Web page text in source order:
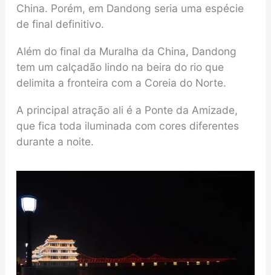
China. Porém, em Dandong seria uma espécie
de final definitivo.
Além do final da Muralha da China, Dandong
tem um calçadão lindo na beira do rio que
delimita a fronteira com a Coreia do Norte.
A principal atração ali é a Ponte da Amizade,
que fica toda iluminada com cores diferentes
durante a noite.